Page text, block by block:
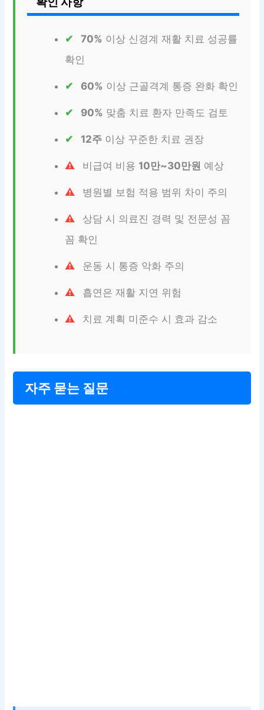
70% 이상 신경계 재활 치료 성공률
확인
60% 이상 근골격계 통증 완화 확인
90% 맞춤 치료 환자 만족도 검토
12주 이상 꾸준한 치료 권장
비급여 비용 10만~30만원 예상
병원별 보험 적용 범위 차이 주의
상담 시 의료진 경력 및 전문성 꼼
꼼 확인
운동 시 통증 악화 주의
흡연은 재활 지연 위험
치료 계획 미준수 시 효과 감소
자주 묻는 질문